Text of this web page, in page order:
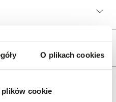
O plikach cookies
cookie